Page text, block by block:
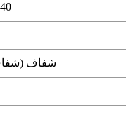
25.40
شفاف